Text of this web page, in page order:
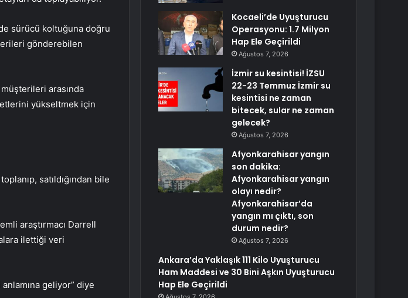
sürücü koltuğuna doğru
gönderebilen
arasında
yükseltmek için
satıldığından bile
araştırmacı Darrell
ilettiği veri
geliyor” diye
Kocaeli’de Uyuşturucu
Operasyonu: 1.7 Milyon
Hap Ele Geçirildi
Ağustos 7, 2026
İzmir su kesintisi! İZSU
22-23 Temmuz İzmir su
kesintisi ne zaman
bitecek, sular ne zaman
gelecek?
Ağustos 7, 2026
Afyonkarahisar yangın
son dakika:
Afyonkarahisar yangın
olayı nedir?
Afyonkarahisar’da
yangın mı çıktı, son
durum nedir?
Ağustos 7, 2026
Ankara’da Yaklaşık 111 Kilo Uyuşturucu
Ham Maddesi ve 30 Bini Aşkın Uyuşturucu
Hap Ele Geçirildi